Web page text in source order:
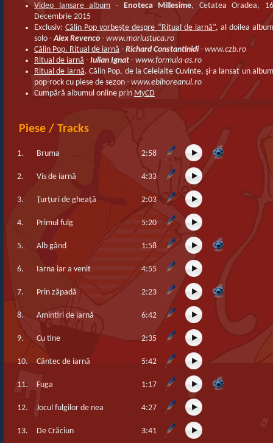
Video lansare album - Enoteca Millesime, Cetatea Oradea, 16
Decembrie 2015
Exclusiv:Călin Pop vorbeşte despre “Ritual de iarnă”, al doilea
solo -Alex Revenco - www.mariustuca.ro
Călin Pop. Ritual de iarnă - Richard Constantinidi- www.czb.ro
Ritual de iarnă - Iulian Ignat - www.formula-as.ro
Ritual de iarnă. Călin Pop, de la Celelalte Cuvinte, şi-a lansat un
pop-rock cu piese de sezon - www.ebihoreanul.ro
Cumpără albumul online prin MyCD
Piese / Tracks
1. Bruma 2:58
2. Vis de iarnă 4:33
3. Ţurţuri de gheaţă 2:03
4. Primul fulg 5:20
5. Alb gând 1:58
6. Iarna iar a venit 4:55
7. Prin zăpadă 2:23
8. Amintiri de iarnă 6:42
9. Cu tine 2:35
10. Cântec de iarnă 5:42
11. Fuga 1:17
12. Jocul fulgilor de nea 4:27
13. De Crăciun 3:41